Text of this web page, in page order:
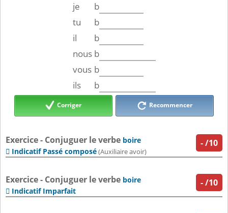
je
b
tu
b
il
b
nous b
vous b
ils
b
Corriger Recommencer
-/10
Exercice - Conjuguer le verbe boire
 Indicatif Passé composé(Auxiliaire avoir)
-/10
Exercice - Conjuguer le verbe boire
 Indicatif Imparfait